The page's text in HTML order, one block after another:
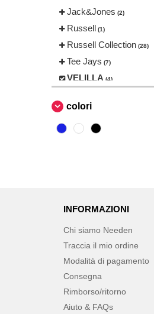
Jack&Jones (2)
Russell (1)
Russell Collection (28)
Tee Jays (7)
VELILLA (4)
colori
INFORMAZIONI
Chi siamo Needen
Traccia il mio ordine
Modalità di pagamento
Consegna
Rimborso/ritorno
Aiuto & FAQs